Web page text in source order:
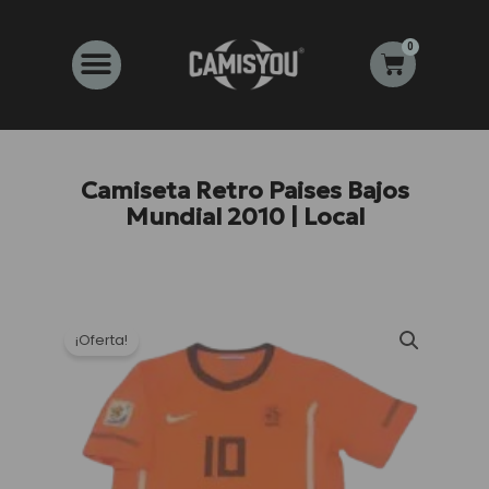
contenido
0
Carrito
Camiseta Retro Paises Bajos
Mundial 2010 | Local
¡Oferta!